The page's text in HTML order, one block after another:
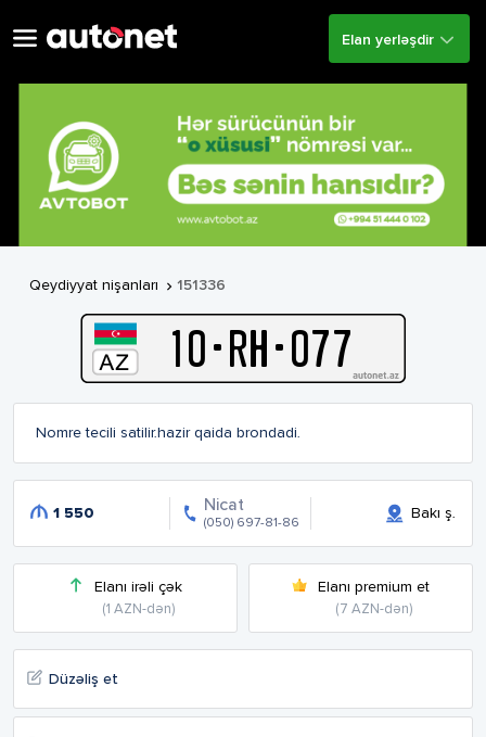
Elan yerləşdir
Qeydiyyat nişanları  151336
10-RH-077
Nomre tecili satilir.hazir qaida brondadi.
1 550 Nicat
(050) 697-81-86
Bakı ş.
Elanı irəli çək
(1 AZN-dən)
Elanı premium et
(7 AZN-dən)
Düzəliş et